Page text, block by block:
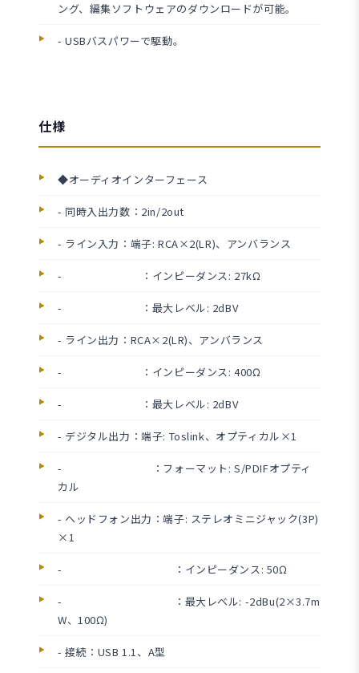
ング、編集ソフトウェアのダウンロードが可能。
- USBバスパワーで駆動。
仕様
◆オーディオインターフェース
- 同時入出力数：2in/2out
- ライン入力：端子: RCA×2(LR)、アンバランス
- ：インピーダンス: 27kΩ
- ：最大レベル: 2dBV
- ライン出力：RCA×2(LR)、アンバランス
- ：インピーダンス: 400Ω
- ：最大レベル: 2dBV
- デジタル出力：端子: Toslink、オプティカル×1
- ：フォーマット: S/PDIFオプティ
カル
- ヘッドフォン出力：端子: ステレオミニジャック(3P)
×1
- ：インピーダンス: 50Ω
- ：最大レベル: -2dBu(2×3.7m
W、100Ω)
- 接続：USB 1.1、A型